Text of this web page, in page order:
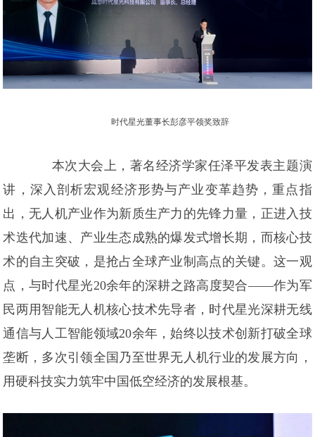
时代星光董事长彭彦平领奖致辞
本次大会上，著名经济学家任泽平发表主题演
讲，深入剖析宏观经济形势与产业变革趋势，重点指
出，无人机产业作为新质生产力的先锋力量，正进入技
术迭代加速、产业生态成熟的爆发式增长期，而核心技
术的自主突破，是抢占全球产业制高点的关键。这一观
点，与时代星光20余年的深耕之路高度契合——作为军
民两用智能无人机核心技术先导者，时代星光深耕无线
通信与人工智能领域20余年，始终以技术创新打破全球
垄断，多次引领全国乃至世界无人机行业的发展方向，
用硬科技实力筑牢中国低空经济的发展根基。